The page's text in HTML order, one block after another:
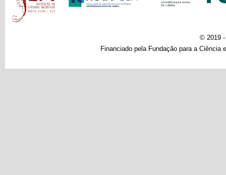
© 2019 -
Financiado pela Fundação para a Ciência